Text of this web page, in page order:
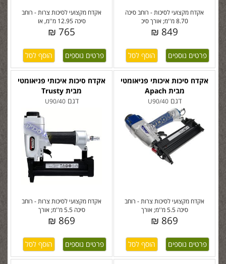
אקדח מקצועי לסיכות צרות - רוחב
סיכה 12.95 מ''מ, או
765 ₪
פרטים נוספים
אקדח מקצועי לסיכות - רוחב סיכה
8.70 מ''מ; אורך סיכ
849 ₪
פרטים נוספים
אקדח סיכות איכותי פניאומטי
מבית Trusty
דגםU90/40
אקדח מקצועי לסיכות צרות - רוחב
סיכה 5.5 מ''מ; אורך
869 ₪
פרטים נוספים
אקדח סיכות איכותי פניאומטי
מבית Apach
דגםU90/40
אקדח מקצועי לסיכות צרות - רוחב
סיכה 5.5 מ''מ; אורך
869 ₪
פרטים נוספים